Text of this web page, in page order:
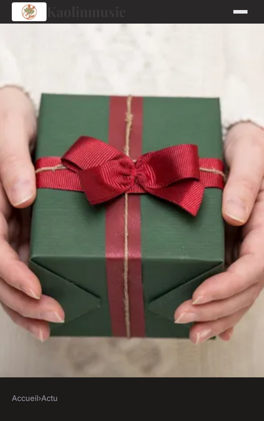
Accueil›Actu